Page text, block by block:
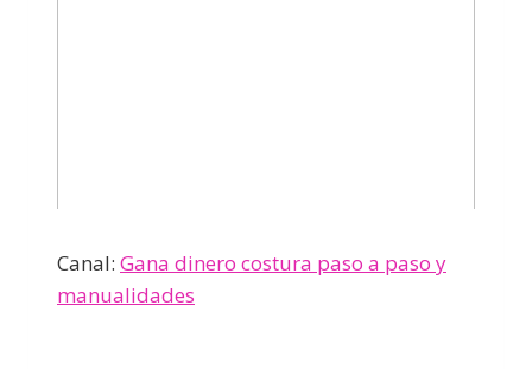
Canal: Gana dinero costura paso a paso y
manualidades